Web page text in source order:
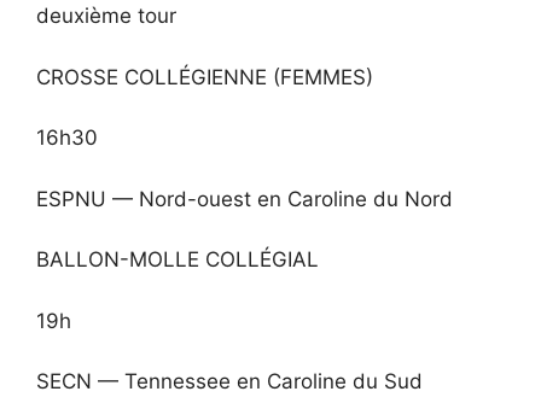
deuxième tour
CROSSE COLLÉGIENNE (FEMMES)
16h30
ESPNU — Nord-ouest en Caroline du Nord
BALLON-MOLLE COLLÉGIAL
19h
SECN — Tennessee en Caroline du Sud